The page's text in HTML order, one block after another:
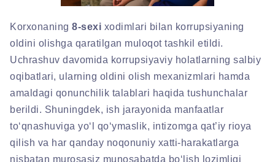
Korxonaning 8-sexi xodimlari bilan korrupsiyaning
oldini olishga qaratilgan muloqot tashkil etildi.
Uchrashuv davomida korrupsiyaviy holatlarning salbiy
oqibatlari, ularning oldini olish mexanizmlari hamda
amaldagi qonunchilik talablari haqida tushunchalar
berildi. Shuningdek, ish jarayonida manfaatlar
to‘qnashuviga yo‘l qo‘ymaslik, intizomga qat’iy rioya
qilish va har qanday noqonuniy xatti-harakatlarga
nisbatan murosasiz munosabatda bo‘lish lozimligi